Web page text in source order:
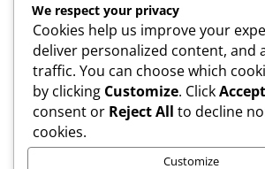
We respect your privacy
Cookies help us improve your
deliver personalized content, and
traffic. You can choose which
by clicking Customize. Click
consent or Reject All to decline
cookies.
Customize